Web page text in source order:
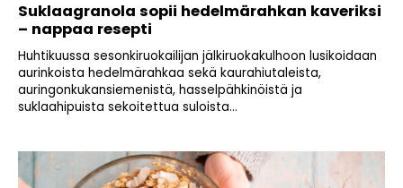
Suklaagranola sopii hedelmärahkan kaveriksi
– nappaa resepti
Huhtikuussa sesonkiruokailijan jälkiruokakulhoon lusikoidaan
aurinkoista hedelmärahkaa sekä kaurahiutaleista,
auringonkukansiemenistä, hasselpähkinöistä ja
suklaahipuista sekoitettua suloista...